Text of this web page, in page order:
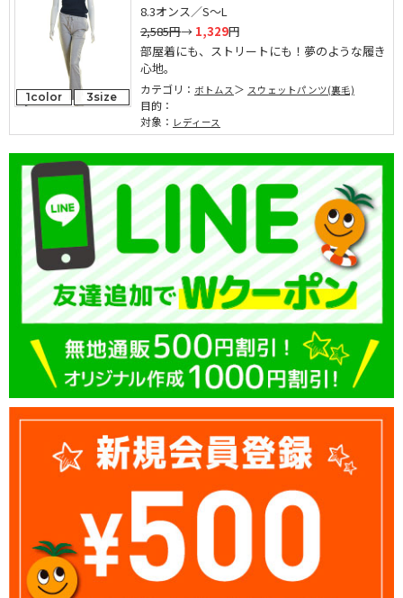
1color 3size
8.3オンス／S～L
2,585円→ 1,329円
部屋着にも、ストリートにも！夢のような履き
心地。
カテゴリ： ボトムス スウェットパンツ(裏毛)
目的：
対象： レディース